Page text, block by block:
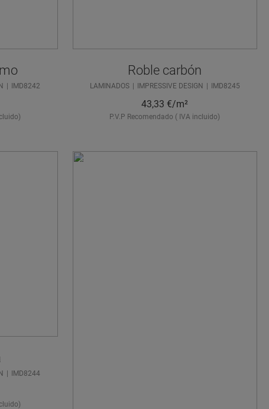
IMD8242
Roble carbón
LAMINADOS IMPRESSIVE DESIGN IMD8245
43,33 €/m²
P.V.P Recomendado ( IVA incluido)
IMD8244